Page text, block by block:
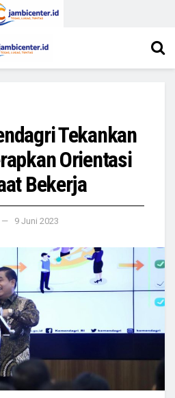
Tekankan
Orientasi
Bekerja
9 Juni 2023